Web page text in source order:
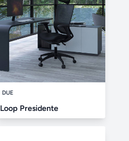
DUE
Loop Presidente